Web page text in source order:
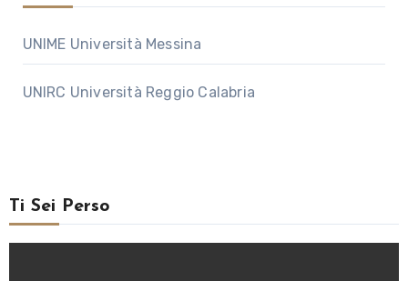
UNIME Università Messina
UNIRC Università Reggio Calabria
Ti Sei Perso